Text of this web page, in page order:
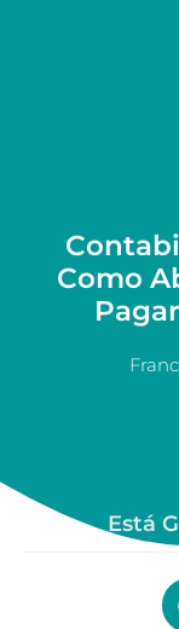
Como
Está